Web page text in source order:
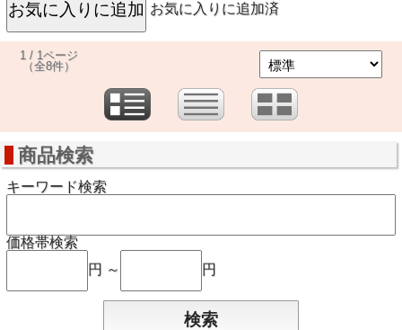
お気に入りに追加済
1 / 1ページ
（全8件）
商品検索
キーワード検索
価格帯検索
円 ～
円